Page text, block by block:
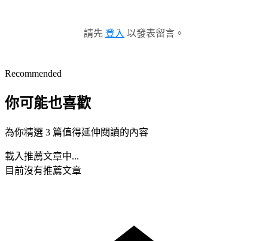
請先 登入 以發表留言。
Recommended
你可能也喜歡
為你精選 3 篇值得延伸閱讀的內容
載入推薦文章中...
目前沒有推薦文章